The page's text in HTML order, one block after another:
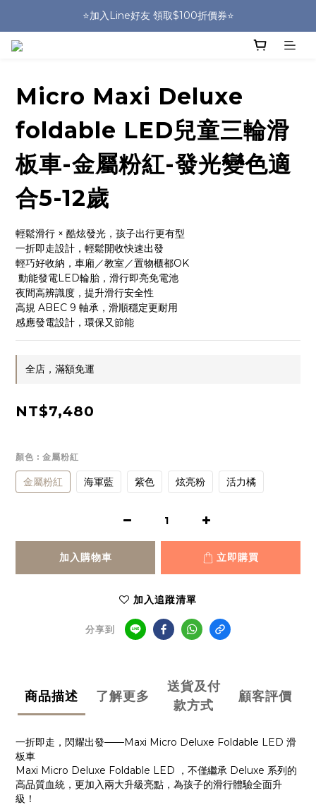
🎒HUGGER實體門市~實背才知道🎒
⭐️加入Line好友 領取$100折價券⭐️
Micro Maxi Deluxe
foldable LED兒童三輪滑
板車-金屬粉紅-發光變色適
合5-12歲
輕鬆滑行 × 酷炫發光，孩子出行更有型
一折即走設計，輕鬆開收快速出發
輕巧好收納，車廂／教室／置物櫃都OK
動能發電LED輪胎，滑行即亮免電池
夜間高辨識度，提升滑行安全性
高規 ABEC 9 軸承，滑順穩定更耐用
感應發電設計，環保又節能
全店，滿額免運
NT$7,480
顏色 : 金屬粉紅
金屬粉紅 海軍藍 紫色 炫亮粉 活力橘
加入購物車 立即購買
加入追蹤清單
分享到
商品描述 了解更多
送貨及付
款方式
顧客評價
一折即走，閃耀出發——Maxi Micro Deluxe Foldable LED 滑
板車
Maxi Micro Deluxe Foldable LED ，不僅繼承 Deluxe 系列的
高品質血統，更加入兩大升級亮點，為孩子的滑行體驗全面升
級！